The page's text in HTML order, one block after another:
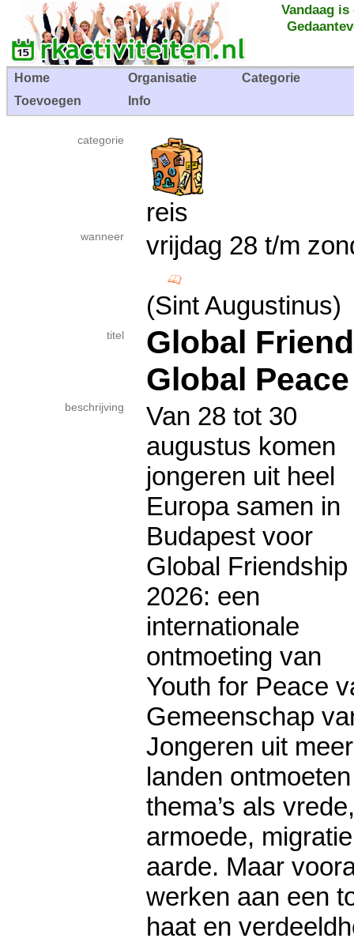
Vandaag
Home Organisatie
Categorie
Toevoegen
Info
categorie
reis
wanneer vrijdag 28 t/m
(Sint Augustinus)
titel
Global
Global Peace
beschrijving
Van 28 tot 30
augustus komen
jongeren uit heel
Europa samen in
Budapest voor
Global Friendship
2026: een
internationale
ontmoeting van
Youth for Peace
Gemeenschap
Jongeren uit
landen
thema’s als
armoede,
aarde. Maar
werken aan een
haat en